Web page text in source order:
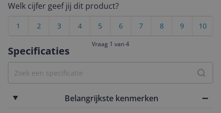
Specificaties
Belangrijkste kenmerken
Welk cijfer geef jij dit product?
10
9
8
7
6
5
4
3
2
1
Vraag 1 van 4